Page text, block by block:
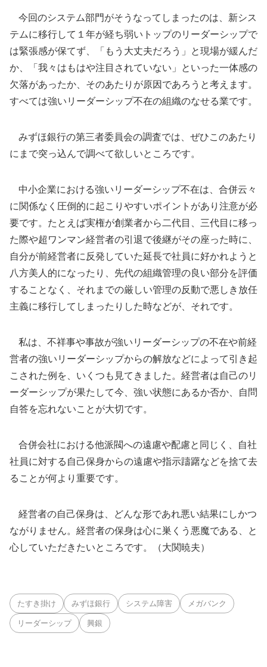
今回のシステム部門がそうなってしまったのは、新シス
テムに移行して１年が経ち弱いトップのリーダーシップで
は緊張感が保てず、「もう大丈夫だろう」と現場が緩んだ
か、「我々はもはや注目されていない」といった一体感の
欠落があったか、そのあたりが原因であろうと考えます。
すべては強いリーダーシップ不在の組織のなせる業です。
みずほ銀行の第三者委員会の調査では、ぜひこのあたり
にまで突っ込んで調べて欲しいところです。
中小企業における強いリーダーシップ不在は、合併云々
に関係なく圧倒的に起こりやすいポイントがあり注意が必
要です。たとえば実権が創業者から二代目、三代目に移っ
た際や超ワンマン経営者の引退で後継がその座った時に、
自分が前経営者に反発していた延長で社員に好かれようと
八方美人的になったり、先代の組織管理の良い部分を評価
することなく、それまでの厳しい管理の反動で悪しき放任
主義に移行してしまったりした時などが、それです。
私は、不祥事や事故が強いリーダーシップの不在や前経
営者の強いリーダーシップからの解放などによって引き起
こされた例を、いくつも見てきました。経営者は自己のリ
ーダーシップが果たして今、強い状態にあるか否か、自問
自答を忘れないことが大切です。
合併会社における他派閥への遠慮や配慮と同じく、自社
社員に対する自己保身からの遠慮や指示躊躇などを捨て去
ることが何より重要です。
経営者の自己保身は、どんな形であれ悪い結果にしかつ
ながりません。経営者の保身は心に巣くう悪魔である、と
心していただきたいところです。（大関暁夫）
たすき掛け みずほ銀行 システム障害 メガバンク
リーダーシップ 興銀